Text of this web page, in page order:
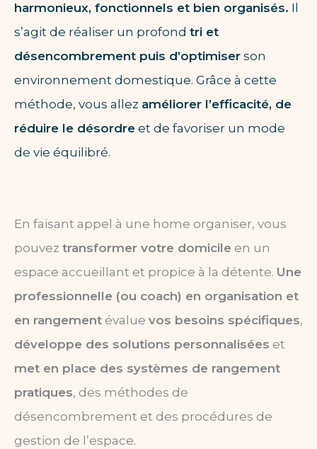
harmonieux, fonctionnels et bien organisés. Il
s’agit de réaliser un profond tri et
désencombrement puis d’optimiser son
environnement domestique. Grâce à cette
méthode, vous allez améliorer l’efficacité, de
réduire le désordre et de favoriser un mode
de vie équilibré.
En faisant appel à une home organiser, vous
pouvez transformer votre domicile en un
espace accueillant et propice à la détente. Une
professionnelle (ou coach) en organisation et
en rangement évalue vos besoins spécifiques,
développe des solutions personnalisées et
met en place des systèmes de rangement
pratiques, des méthodes de
désencombrement et des procédures de
gestion de l’espace.